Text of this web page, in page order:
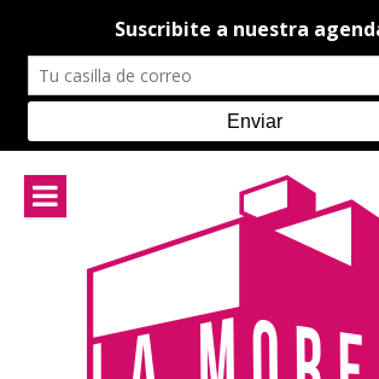
contenido